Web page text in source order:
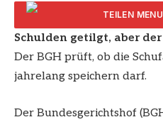
ARTIKEL
Schulden getilgt, aber
Der BGH prüft, ob die
jahrelang speichern darf.
Der Bundesgerichtshof